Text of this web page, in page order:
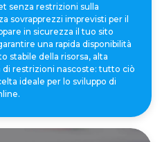
senza restrizioni sulla
sovrapprezzi imprevisti per il
in sicurezza il tuo sito
una rapida disponibilità
stabile della risorsa, alta
di restrizioni nascoste: tutto ciò
ideale per lo sviluppo di